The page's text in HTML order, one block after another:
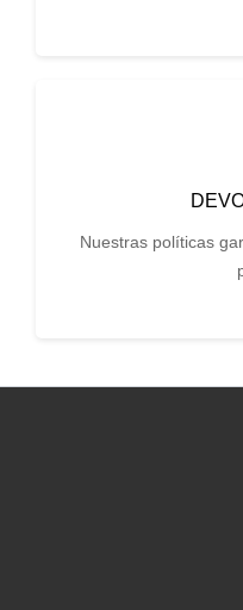
Nuestras políticas